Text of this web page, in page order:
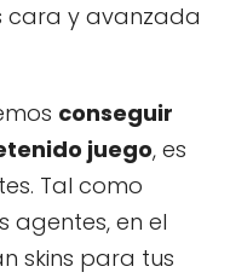
cara y avanzada
conseguir
juego, es
Tal como
agentes, en el
skins para tus